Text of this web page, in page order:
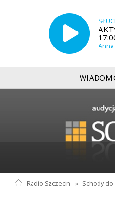
Anna
Radio Szczecin » Schody do